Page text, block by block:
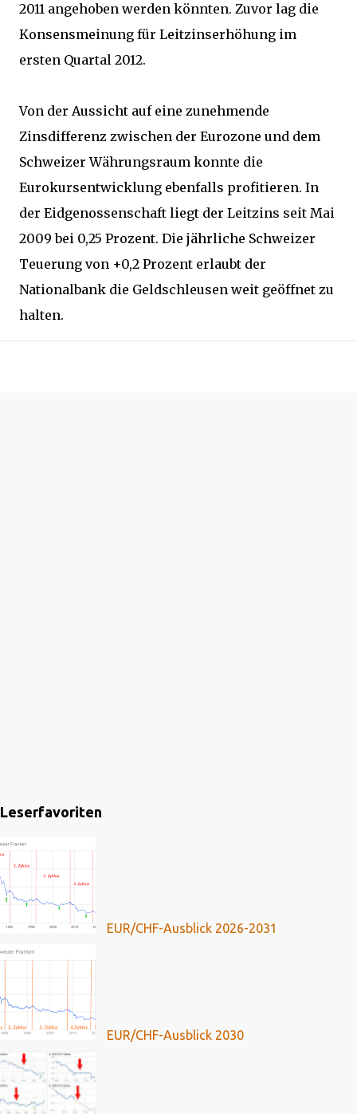
2011 angehoben werden könnten. Zuvor lag die
Konsensmeinung für Leitzinserhöhung im
ersten Quartal 2012.
Von der Aussicht auf eine zunehmende
Zinsdifferenz zwischen der Eurozone und dem
Schweizer Währungsraum konnte die
Eurokursentwicklung ebenfalls profitieren. In
der Eidgenossenschaft liegt der Leitzins seit Mai
2009 bei 0,25 Prozent. Die jährliche Schweizer
Teuerung von +0,2 Prozent erlaubt der
Nationalbank die Geldschleusen weit geöffnet zu
halten.
Leserfavoriten
EUR/CHF-Ausblick 2026-2031
EUR/CHF-Ausblick 2030